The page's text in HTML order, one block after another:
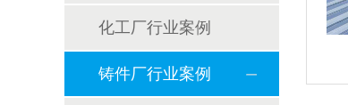
化工厂行业案例
铸件厂行业案例